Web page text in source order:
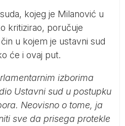
kojeg je Milanović u
kritizirao, poručuje
u kojem je ustavni sud
će i ovaj put.
izborima
Ustavni sud u postupku
Neovisno o tome, ja
sve da prisega protekle